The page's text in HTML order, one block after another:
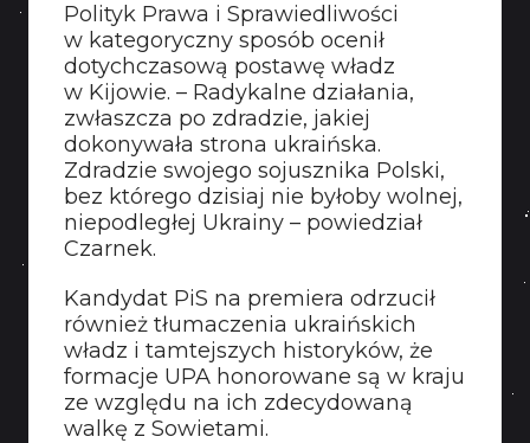
KONTAKT
Polityk Prawa i Sprawiedliwości
w kategoryczny sposób ocenił
dotychczasową postawę władz
w Kijowie. – Radykalne działania,
zwłaszcza po zdradzie, jakiej
dokonywała strona ukraińska.
Zdradzie swojego sojusznika Polski,
bez którego dzisiaj nie byłoby wolnej,
niepodległej Ukrainy – powiedział
Czarnek.
Kandydat PiS na premiera odrzucił
również tłumaczenia ukraińskich
władz i tamtejszych historyków, że
formacje UPA honorowane są w kraju
ze względu na ich zdecydowaną
walkę z Sowietami.